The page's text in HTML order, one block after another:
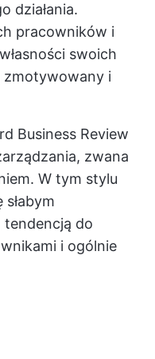
działania.
pracowników i
swoich
zmotywowany i
Business Review
zwana
W tym stylu
tendencją do
i ogólnie